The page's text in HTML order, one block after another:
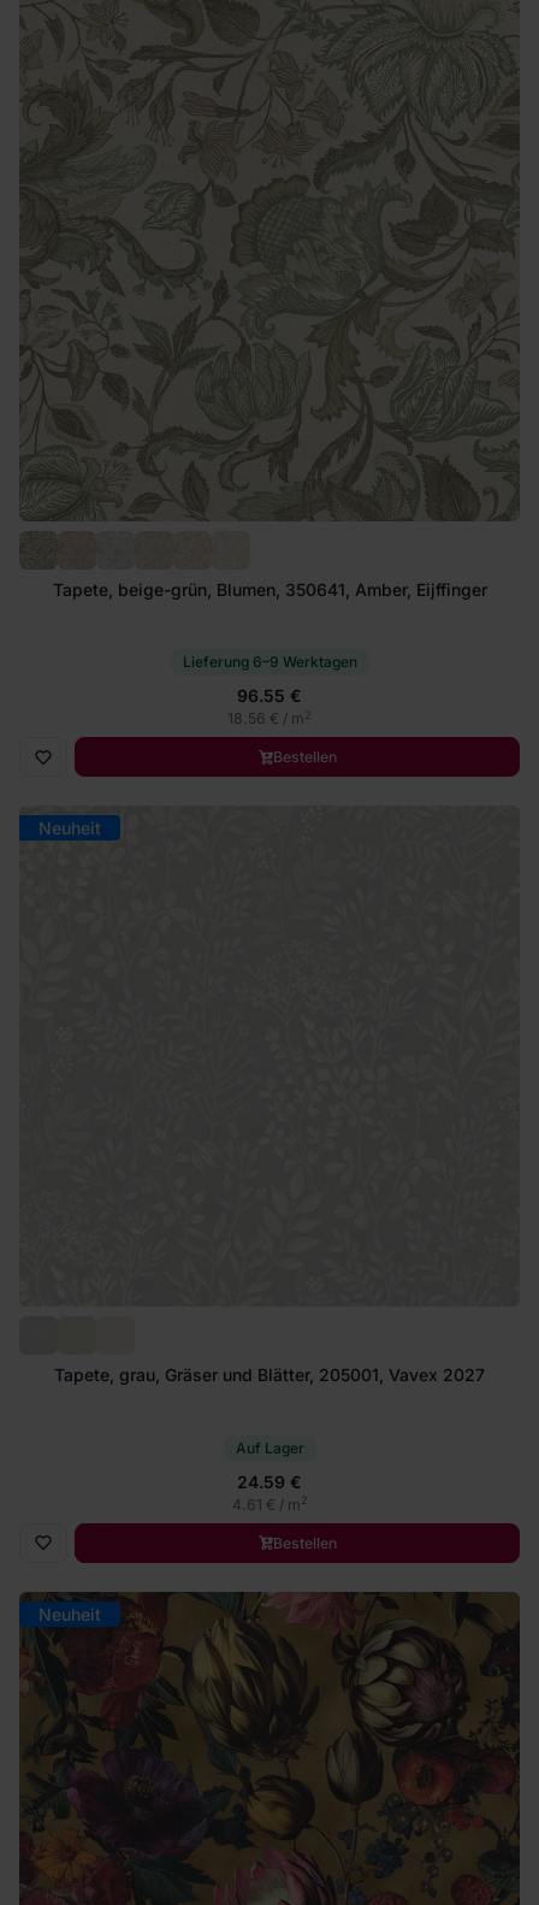
Tapete, beige-grün, Blumen, 350641, Amber, Eijffinger
Lieferung 6–9 Werktagen
96.55 €
18.56 € / m2
Bestellen
Neuheit
Tapete, grau, Gräser und Blätter, 205001, Vavex 2027
Auf Lager
24.59 €
4.61 € / m2
Bestellen
Neuheit